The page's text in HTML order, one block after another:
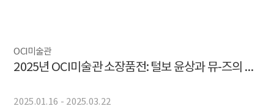
OCI미술관
2025년 OCI미술관 소장품전: 털보 윤상과 뮤-즈의 추억
2025.01.16 - 2025.03.22